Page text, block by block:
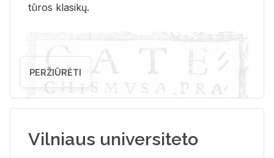
tū­ros kla­si­kų.
PERŽIŪRĖTI
Vilniaus universiteto